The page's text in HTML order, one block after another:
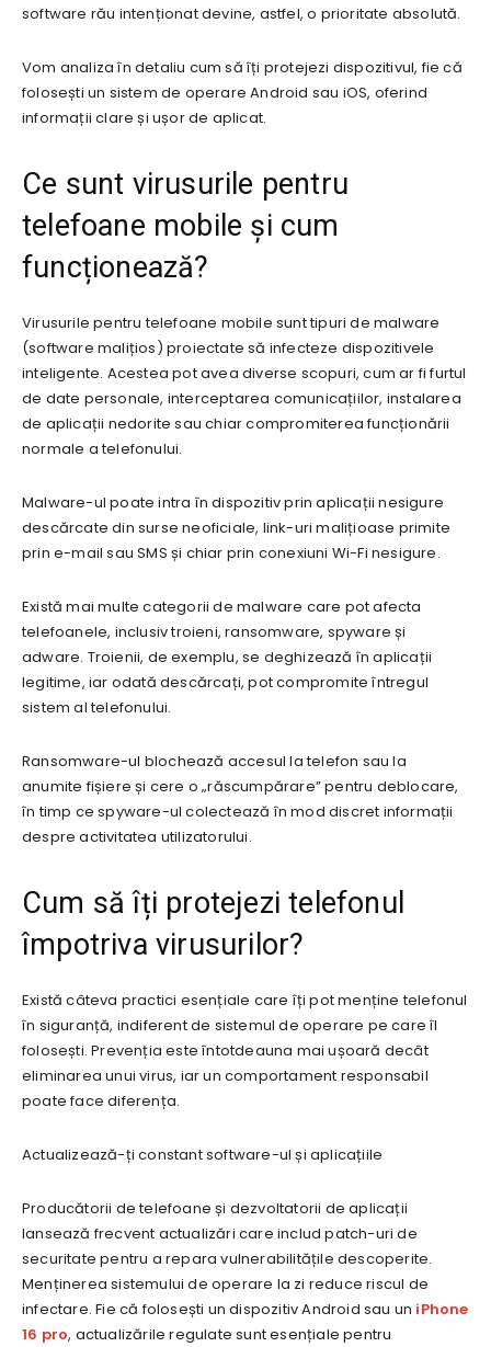
software rău intenționat devine, astfel, o prioritate absolută.
Vom analiza în detaliu cum să îți protejezi dispozitivul, fie că
folosești un sistem de operare Android sau iOS, oferind
informații clare și ușor de aplicat.
Ce sunt virusurile pentru
telefoane mobile și cum
funcționează?
Virusurile pentru telefoane mobile sunt tipuri de malware
(software malițios) proiectate să infecteze dispozitivele
inteligente. Acestea pot avea diverse scopuri, cum ar fi furtul
de date personale, interceptarea comunicațiilor, instalarea
de aplicații nedorite sau chiar compromiterea funcționării
normale a telefonului.
Malware-ul poate intra în dispozitiv prin aplicații nesigure
descărcate din surse neoficiale, link-uri malițioase primite
prin e-mail sau SMS și chiar prin conexiuni Wi-Fi nesigure.
Există mai multe categorii de malware care pot afecta
telefoanele, inclusiv troieni, ransomware, spyware și
adware. Troienii, de exemplu, se deghizează în aplicații
legitime, iar odată descărcați, pot compromite întregul
sistem al telefonului.
Ransomware-ul blochează accesul la telefon sau la
anumite fișiere și cere o „răscumpărare” pentru deblocare,
în timp ce spyware-ul colectează în mod discret informații
despre activitatea utilizatorului.
Cum să îți protejezi telefonul
împotriva virusurilor?
Există câteva practici esențiale care îți pot menține telefonul
în siguranță, indiferent de sistemul de operare pe care îl
folosești. Prevenția este întotdeauna mai ușoară decât
eliminarea unui virus, iar un comportament responsabil
poate face diferența.
Actualizează-ți constant software-ul și aplicațiile
Producătorii de telefoane și dezvoltatorii de aplicații
lansează frecvent actualizări care includ patch-uri de
securitate pentru a repara vulnerabilitățile descoperite.
Menținerea sistemului de operare la zi reduce riscul de
infectare. Fie că folosești un dispozitiv Android sau un iPhone
16 pro, actualizările regulate sunt esențiale pentru